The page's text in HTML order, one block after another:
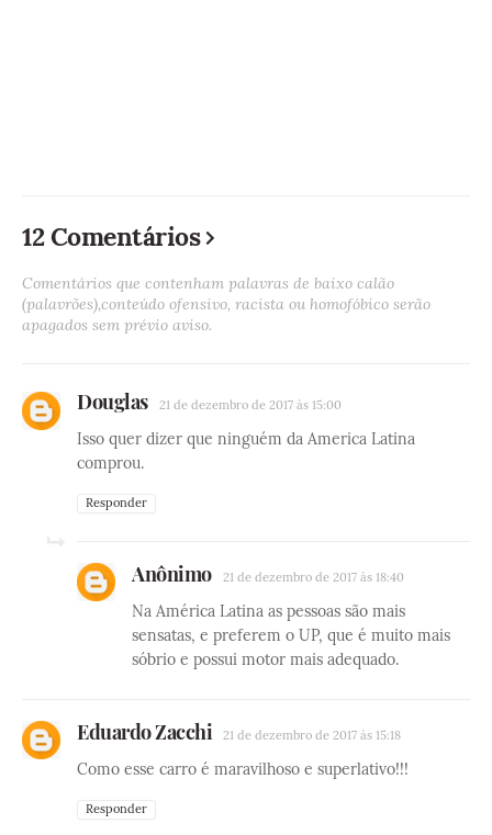
12 Comentários
Comentários que contenham palavras de baixo calão
(palavrões),conteúdo ofensivo, racista ou homofóbico serão
apagados sem prévio aviso.
Douglas 21 de dezembro de 2017 às 15:00
Isso quer dizer que ninguém da America Latina
comprou.
Responder
Anônimo 21 de dezembro de 2017 às 18:40
Na América Latina as pessoas são mais
sensatas, e preferem o UP, que é muito mais
sóbrio e possui motor mais adequado.
Eduardo Zacchi 21 de dezembro de 2017 às 15:18
Como esse carro é maravilhoso e superlativo!!!
Responder